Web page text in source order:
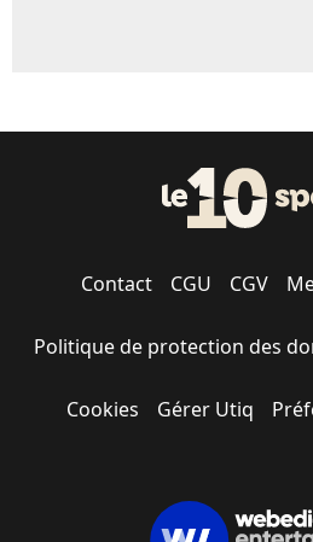
Contact CGU CGV
Politique de protection des
Cookies Gérer Utiq